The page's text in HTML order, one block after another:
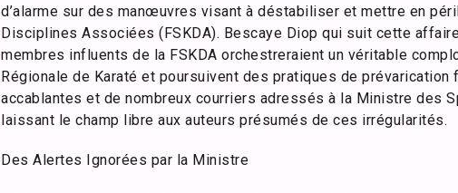
d’alarme sur des manœuvres visant à déstabiliser et mettre en
Disciplines Associées (FSKDA). Bescaye Diop qui suit cette
membres influents de la FSKDA orchestreraient un véritable
Régionale de Karaté et poursuivent des pratiques de prévarication
accablantes et de nombreux courriers adressés à la Ministre des
laissant le champ libre aux auteurs présumés de ces irrégularités.
Des Alertes Ignorées par la Ministre